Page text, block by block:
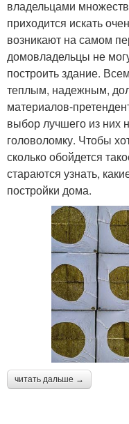
владельцами
приходится искать
возникают на самом
домовладельцы не
построить здание.
теплым, надежным,
материалов-
выбор лучшего из них
головоломку. Чтобы
сколько обойдется
стараются узнать,
постройки дома.
читать дальше →